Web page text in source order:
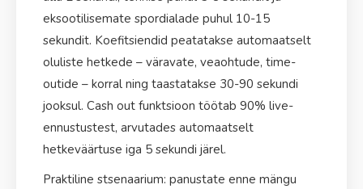
eksootilisemate spordialade puhul 10-15
sekundit. Koefitsiendid peatatakse automaatselt
oluliste hetkede – väravate, veaohtude, time-
outide – korral ning taastatakse 30-90 sekundi
jooksul. Cash out funktsioon töötab 90% live-
ennustustest, arvutades automaatselt
hetkeväärtuse iga 5 sekundi järel.
Praktiline stsenaarium: panustate enne mängu